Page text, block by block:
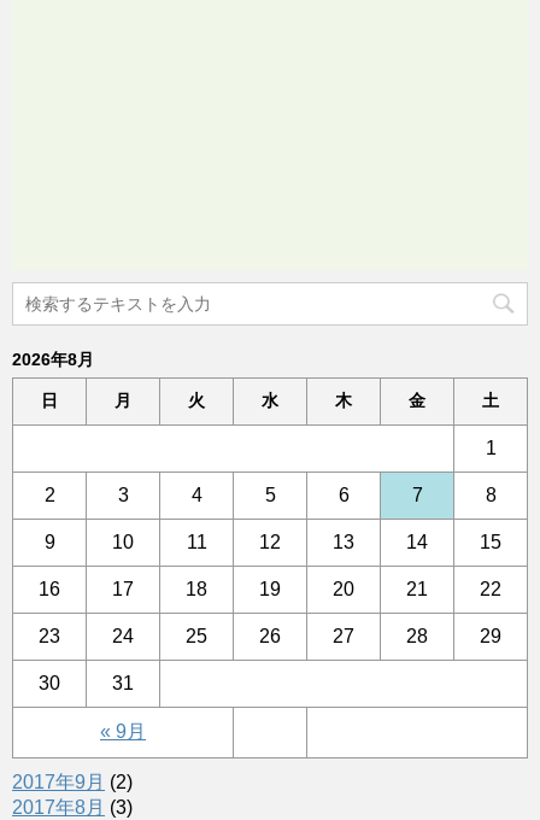
2026年8月
日 月 火 水 木 金 土
« 9月
1
2 3 4 5 6 7 8
9 10 11 12 13 14 15
16 17 18 19 20 21 22
23 24 25 26 27 28 29
30 31
2017年9月 (2)
2017年8月 (3)